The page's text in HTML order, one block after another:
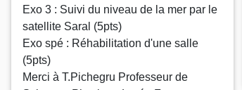
Exo 3 : Suivi du niveau de la mer par le
satellite Saral (5pts)
Exo spé : Réhabilitation d'une salle
(5pts)
Merci à T.Pichegru Professeur de